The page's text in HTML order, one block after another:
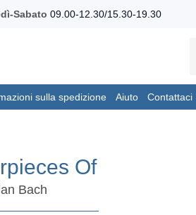
Sabato 09.00-12.30/15.30-19.30
sulla spedizione Aiuto Contattaci
Of
Bach